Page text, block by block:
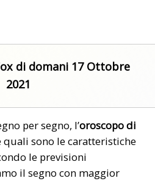
di domani 17 Ottobre
2021
per segno, l’oroscopo di
sono le caratteristiche
le previsioni
il segno con maggior